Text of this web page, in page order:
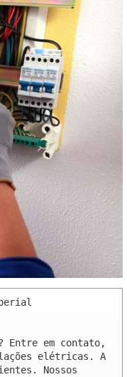
em contato,
elétricas. A
Nossos